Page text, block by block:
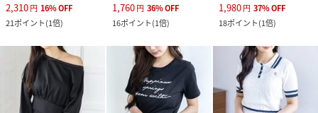
2,310円 16%OFF
21ポイント(1倍)
1,760円 36%OFF
16ポイント(1倍)
1,980円 37%OFF
18ポイント(1倍)